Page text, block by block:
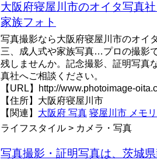
大阪府寝屋川市のオイタ写真
家族フォト
写真撮影なら大阪府寝屋川市のオイ
三、成人式や家族写真…プロの撮影
残しませんか。記念撮影、証明写真
真社へご相談ください。
【URL】http://www.photoimage-
【住所】大阪府寝屋川市
【関連】 大阪府 写真 寝屋川市 メモ
ライフスタイル > カメラ・写真
写真撮影・証明写真は、茨城